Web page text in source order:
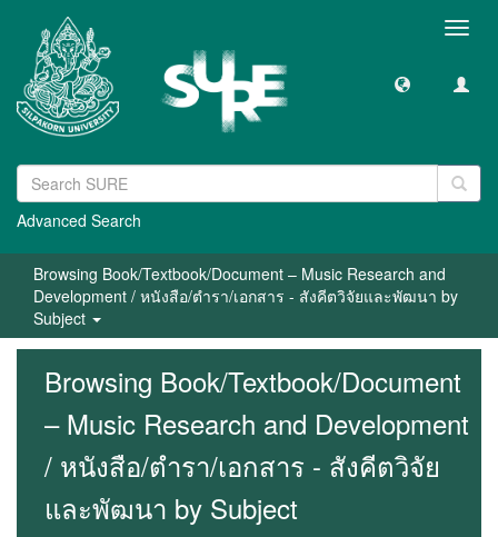
Advanced Search
Browsing Book/Textbook/Document – Music Research and
Development / หนังสือ/ตำรา/เอกสาร - สังคีตวิจัยและพัฒนา by
Subject
Browsing Book/Textbook/Document
– Music Research and Development
/ หนังสือ/ตำรา/เอกสาร - สังคีตวิจัย
และพัฒนา by Subject